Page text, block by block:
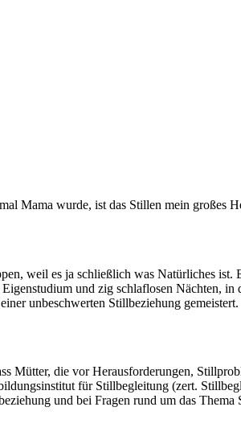
Mama wurde, ist das Stillen mein großes
weil es ja schließlich was Natürliches ist.
und zig schlaflosen Nächten, in
unbeschwerten Stillbeziehung gemeistert.
Mütter, die vor Herausforderungen,
für Stillbegleitung (zert.
und bei Fragen rund um das Thema